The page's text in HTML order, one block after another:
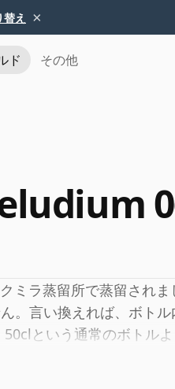
え ×
ド その他
ミラ蒸留所で蒸留され
。言い換えれば、ボト
という通常のボトル